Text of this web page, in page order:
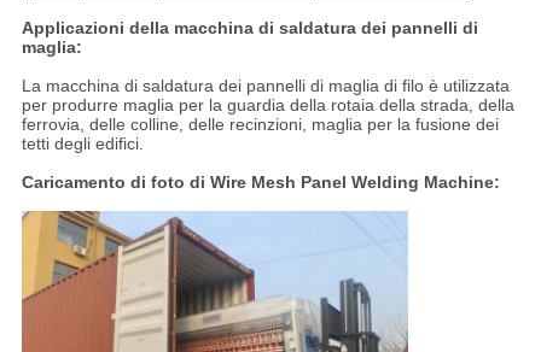
Applicazioni della macchina di saldatura dei pannelli di
maglia:
La macchina di saldatura dei pannelli di maglia di filo è utilizzata
per produrre maglia per la guardia della rotaia della strada, della
ferrovia, delle colline, delle recinzioni, maglia per la fusione dei
tetti degli edifici.
Caricamento di foto di Wire Mesh Panel Welding Machine: